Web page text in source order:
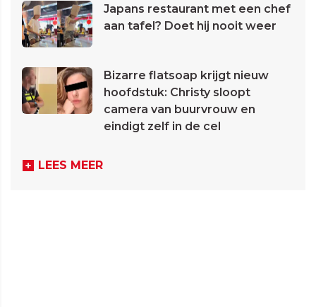
Japans restaurant met een chef
aan tafel? Doet hij nooit weer
Bizarre flatsoap krijgt nieuw
hoofdstuk: Christy sloopt
camera van buurvrouw en
eindigt zelf in de cel
LEES MEER